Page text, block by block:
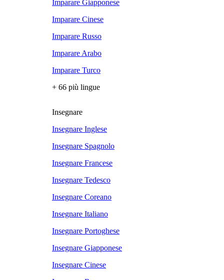
Imparare Giapponese
Imparare Cinese
Imparare Russo
Imparare Arabo
Imparare Turco
+ 66 più lingue
Insegnare
Insegnare Inglese
Insegnare Spagnolo
Insegnare Francese
Insegnare Tedesco
Insegnare Coreano
Insegnare Italiano
Insegnare Portoghese
Insegnare Giapponese
Insegnare Cinese